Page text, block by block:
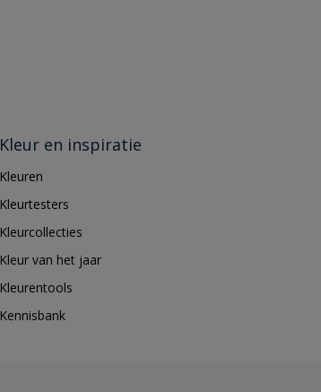
Kleur en inspiratie
Kleuren
Kleurtesters
Kleurcollecties
Kleur van het jaar
Kleurentools
Kennisbank